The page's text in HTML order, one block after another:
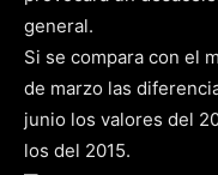
general.
Si se compara con el
de marzo las
junio los valores del
los del 2015.